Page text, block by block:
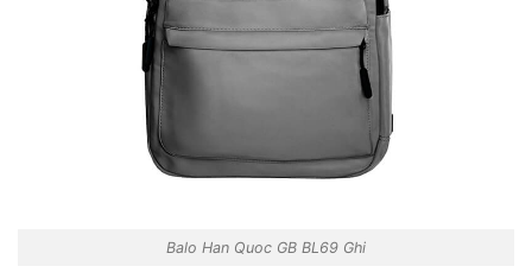
Balo Han Quoc GB BL69 Ghi